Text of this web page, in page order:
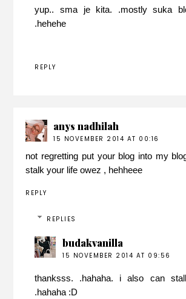
yup.. sma je kita. .mostly suka
.hehehe
REPLY
anys nadhilah
15 NOVEMBER 2014 AT 00:16
not regretting put your blog into my
stalk your life owez , hehheee
REPLY
REPLIES
budakvanilla
15 NOVEMBER 2014 AT 09:56
thanksss. .hahaha. i also can
.hahaha :D